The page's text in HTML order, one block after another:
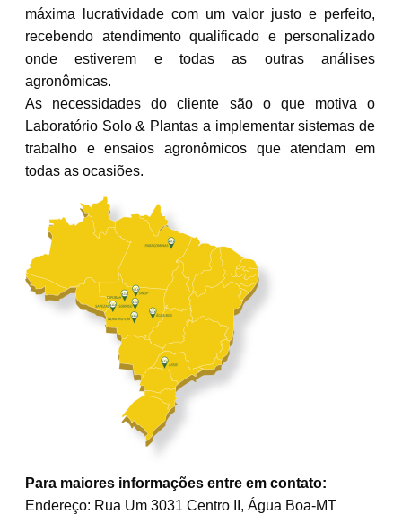
máxima lucratividade com um valor justo e perfeito,
recebendo atendimento qualificado e personalizado
onde estiverem e todas as outras análises
agronômicas.
As necessidades do cliente são o que motiva o
Laboratório Solo & Plantas a implementar sistemas de
trabalho e ensaios agronômicos que atendam em
todas as ocasiões.
Para maiores informações entre em contato:
Endereço: Rua Um 3031 Centro II, Água Boa-MT